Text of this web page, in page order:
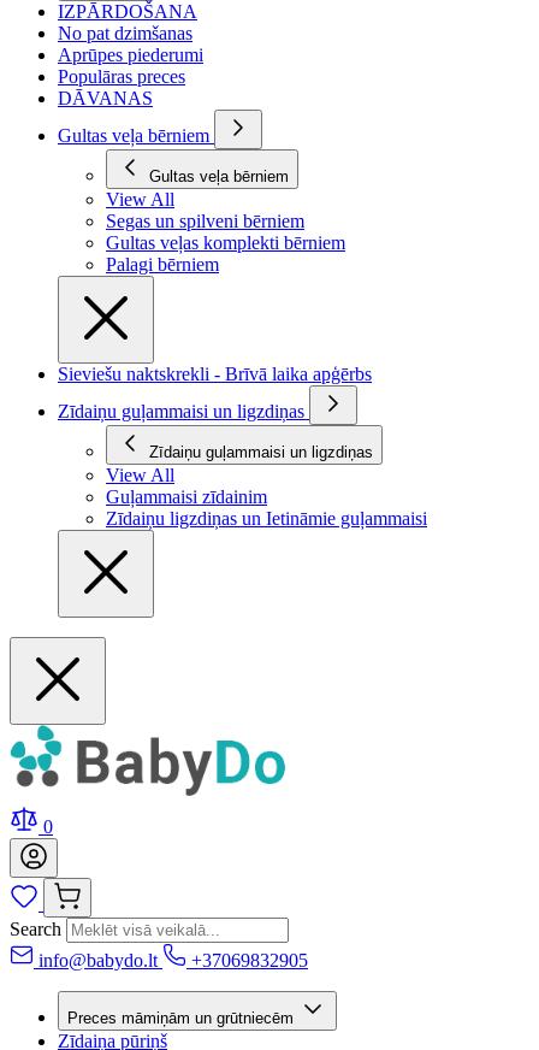
IZPĀRDOŠANA
No pat dzimšanas
Aprūpes piederumi
Populāras preces
DĀVANAS
Gultas veļa bērniem
Gultas veļa bērniem
View All
Segas un spilveni bērniem
Gultas veļas komplekti bērniem
Palagi bērniem
Sieviešu naktskrekli - Brīvā laika apģērbs
Zīdaiņu guļammaisi un ligzdiņas
Zīdaiņu guļammaisi un ligzdiņas
View All
Guļammaisi zīdainim
Zīdaiņu ligzdiņas un Ietināmie guļammaisi
0
Search
info@babydo.lt
+37069832905
Preces māmiņām un grūtniecēm
Zīdaiņa pūriņš